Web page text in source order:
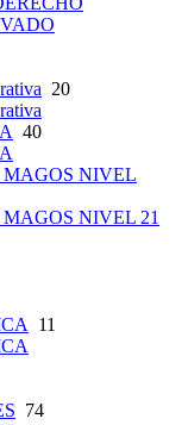
20
40
MAGOS NIVEL
NIVEL 21
11
74